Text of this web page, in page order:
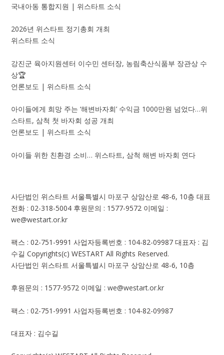
국내아동 통합지원 | 위스타트 소식
2026년 위스타트 정기총회 개최
위스타트 소식
강진군 육아지원센터 이수민 센터장, 농림축산식품부 장관상 수
상🏆
언론보도 | 위스타트 소식
아이들에게 희망 주는 ‘해변바자회’ 수익금 1000만원 넘었다…위
스타트, 삼척 첫 바자회 성공 개최
언론보도 | 위스타트 소식
아이들 위한 친환경 소비… 위스타트, 삼척 해변 바자회 연다
사단법인 위스타트 서울특별시 마포구 상암산로 48-6, 10층 대표
전화 : 02-318-5004 후원문의 : 1577-9572 이메일 :
we@westart.or.kr
팩스 : 02-751-9991 사업자등록번호 : 104-82-09987 대표자 : 김
수길 Copyrights(c) WESTART All Rights Reserved.
사단법인 위스타트 서울특별시 마포구 상암산로 48-6, 10층
후원문의 : 1577-9572 이메일 :we@westart.or.kr
팩스 : 02-751-9991 사업자등록번호 : 104-82-09987
대표자 : 김수길